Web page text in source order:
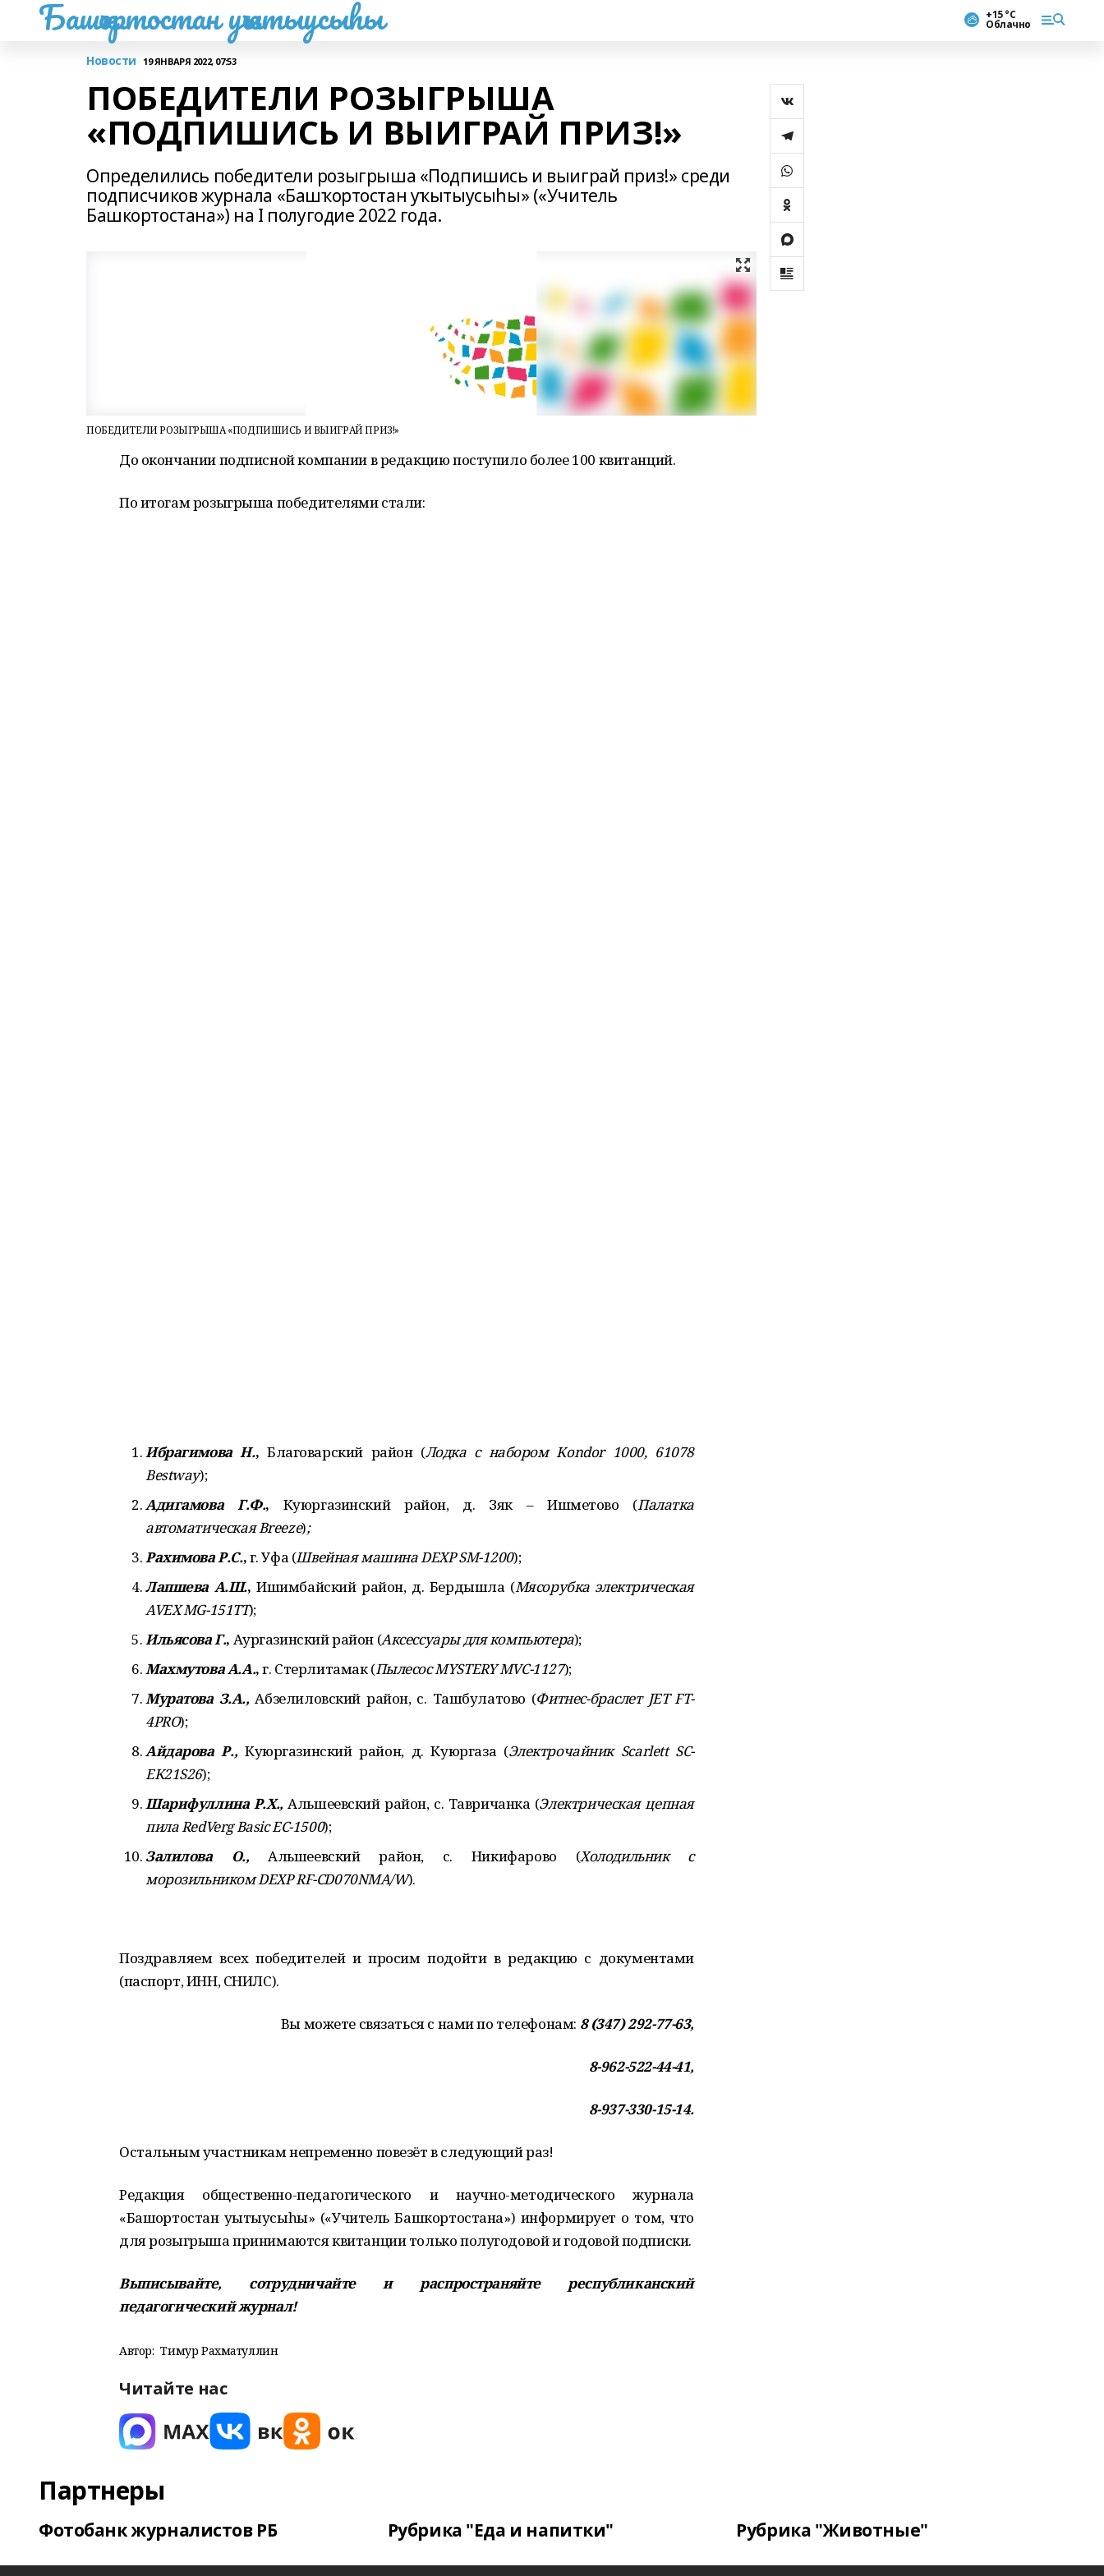
Башҡортостан уҡытыусыһы +15 °С
Облачно
Новости 19 ЯНВАРЯ 2022, 07:53
ПОБЕДИТЕЛИ РОЗЫГРЫША
«ПОДПИШИСЬ И ВЫИГРАЙ ПРИЗ!»
Определились победители розыгрыша «Подпишись и выиграй приз!» среди
подписчиков журнала «Башҡортостан уҡытыусыһы» («Учитель
Башкортостана») на I полугодие 2022 года.
ПОБЕДИТЕЛИ РОЗЫГРЫША «ПОДПИШИСЬ И ВЫИГРАЙ ПРИЗ!»
До окончании подписной компании в редакцию поступило более 100 квитанций.
По итогам розыгрыша победителями стали:
Ибрагимова Н., Благоварский район (Лодка с набором Kondor 1000, 61078
Bestway);
Адигамова Г.Ф., Куюргазинский район, д. Зяк – Ишметово (Палатка
автоматическая Breeze);
Рахимова Р.С.,г. Уфа (Швейная машина DEXP SM-1200);
Лапшева А.Ш., Ишимбайский район, д. Бердышла (Мясорубка электрическая
AVEX MG-151TT);
Ильясова Г., Аургазинский район (Аксессуары для компьютера);
Махмутова А.А.,г. Стерлитамак (Пылесос MYSTERY MVC-1127);
Муратова З.А., Абзелиловский район, с. Ташбулатово (Фитнес-браслет JET FT-
4PRO);
Айдарова Р., Куюргазинский район, д. Куюргаза (Электрочайник Scarlett SC-
EK21S26);
Шарифуллина Р.Х., Альшеевский район, с. Тавричанка (Электрическая цепная
пила RedVerg Basic EC-1500);
Залилова О., Альшеевский район, с. Никифарово (Холодильник с
морозильником DEXP RF-CD070NMA/W).
Поздравляем всех победителей и просим подойти в редакцию с документами
(паспорт, ИНН, СНИЛС).
Вы можете связаться с нами по телефонам: 8 (347) 292-77-63,
8-962-522-44-41,
8-937-330-15-14.
Остальным участникам непременно повезёт в следующий раз!
Редакция общественно-педагогического и научно-методического журнала
«Башҡортостан уҡытыусыһы» («Учитель Башкортостана») информирует о том, что
для розыгрыша принимаются квитанции только полугодовой и годовой подписки.
Выписывайте, сотрудничайте и распространяйте республиканский
педагогический журнал!
Автор: Тимур Рахматуллин
Читайте нас
Партнеры
Фотобанк журналистов РБ Рубрика "Еда и напитки" Рубрика "Животные"